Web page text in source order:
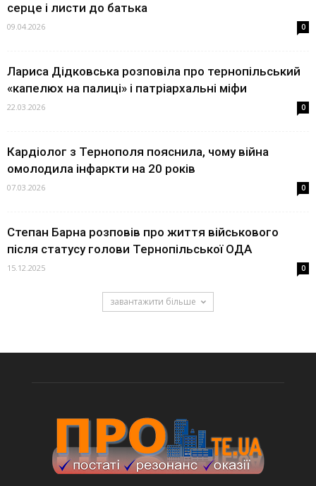
серце і листи до батька
09.04.2026 0
Лариса Дідковська розповіла про тернопільський
«капелюх на палиці» і патріархальні міфи
22.03.2026 0
Кардіолог з Тернополя пояснила, чому війна
омолодила інфаркти на 20 років
07.03.2026 0
Степан Барна розповів про життя військового
після статусу голови Тернопільської ОДА
15.12.2025 0
завантажити більше